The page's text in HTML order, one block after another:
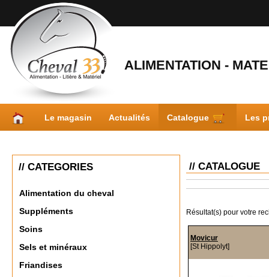
ALIMENTATION -
Le magasin Actualités Catalogue Les
// CATEGORIES
Alimentation du cheval
Suppléments
Soins
Sels et minéraux
Friandises
// CATALOGUE
Résultat(s) pour votre
Movicur
[St Hippolyt]